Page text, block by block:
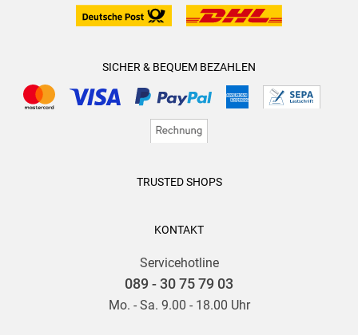
SICHER & BEQUEM BEZAHLEN
TRUSTED SHOPS
KONTAKT
Servicehotline
089 - 30 75 79 03
Mo. - Sa. 9.00 - 18.00 Uhr